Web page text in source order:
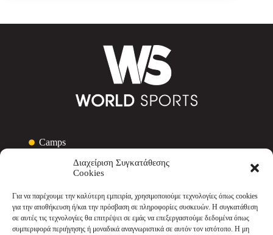
Διαχείριση Συγκατάθεσης
Cookies
Για να παρέχουμε την καλύτερη εμπειρία, χρησιμοποιούμε τεχνολογίες όπως cookies
για την αποθήκευση ή/και την πρόσβαση σε πληροφορίες συσκευών. Η συγκατάθεση
σε αυτές τις τεχνολογίες θα επιτρέψει σε εμάς να επεξεργαστούμε δεδομένα όπως
συμπεριφορά περιήγησης ή μοναδικά αναγνωριστικά σε αυτόν τον ιστότοπο. Η μη
Camps
Courses & Σεμινάρια
Ποιοι είμαστε
Τα νέα μας
Επικοινωνία
Πολιτική Απορρήτου